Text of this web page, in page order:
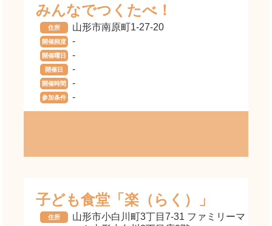
みんなでつくたべ！
住所 山形市南原町1-27-20
開催頻度 -
開催曜日 -
開催日 -
開催時間 -
参加条件 -
子ども食堂「楽（らく）」
住所
山形市小白川町3丁目7-31 ファミリーマ